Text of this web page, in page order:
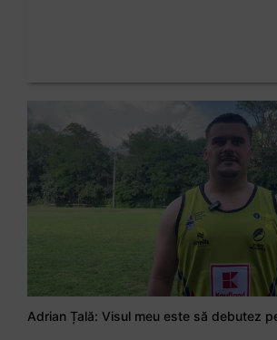
Adrian Țală: Visul meu este să debutez